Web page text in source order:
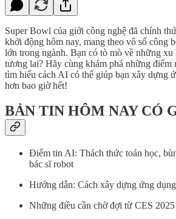
Super Bowl của giới công nghệ đã chính
khởi động hôm nay, mang theo vô số công
lớn trong ngành. Bạn có tò mò về những xu
tương lai? Hãy cùng khám phá những điểm
tìm hiểu cách AI có thể giúp bạn xây dựng
hơn bao giờ hết!
BẢN TIN HÔM NAY CÓ
Điểm tin AI: Thách thức toán học,
bác sĩ robot
Hướng dẫn: Cách xây dựng ứng
Những điều cần chờ đợi từ CES 2025